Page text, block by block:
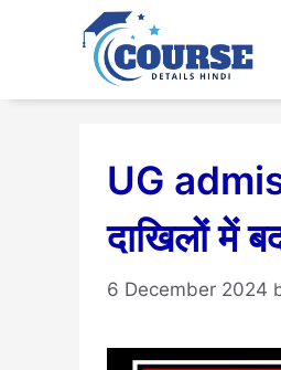
content
UG
दाखिलों में
6 December 2024